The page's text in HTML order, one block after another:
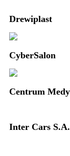
Drewiplast
CyberSalon
Centrum
Inter Cars